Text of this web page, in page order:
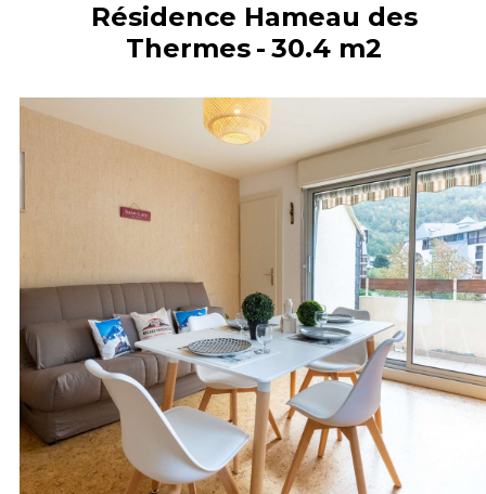
Résidence Hameau des
Thermes
30.4 m2